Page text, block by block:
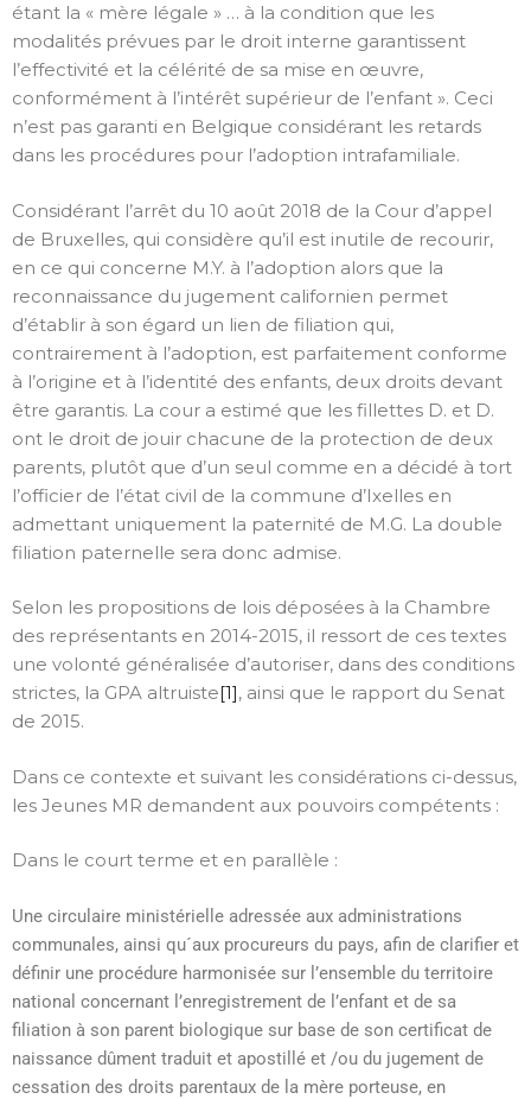
étant la « mère légale » … à la condition que les
modalités prévues par le droit interne garantissent
l’effectivité et la célérité de sa mise en œuvre,
conformément à l’intérêt supérieur de l’enfant ». Ceci
n’est pas garanti en Belgique considérant les retards
dans les procédures pour l’adoption intrafamiliale.
Considérant l’arrêt du 10 août 2018 de la Cour d’appel
de Bruxelles, qui considère qu’il est inutile de recourir,
en ce qui concerne M.Y. à l’adoption alors que la
reconnaissance du jugement californien permet
d’établir à son égard un lien de filiation qui,
contrairement à l’adoption, est parfaitement conforme
à l’origine et à l’identité des enfants, deux droits devant
être garantis. La cour a estimé que les fillettes D. et D.
ont le droit de jouir chacune de la protection de deux
parents, plutôt que d’un seul comme en a décidé à tort
l’officier de l’état civil de la commune d’Ixelles en
admettant uniquement la paternité de M.G. La double
filiation paternelle sera donc admise.
Selon les propositions de lois déposées à la Chambre
des représentants en 2014-2015, il ressort de ces textes
une volonté généralisée d’autoriser, dans des conditions
strictes, la GPA altruiste[1], ainsi que le rapport du Senat
de 2015.
Dans ce contexte et suivant les considérations ci-dessus,
les Jeunes MR demandent aux pouvoirs compétents :
Dans le court terme et en parallèle :
Une circulaire ministérielle adressée aux administrations
communales, ainsi qu´aux procureurs du pays, afin de clarifier et
définir une procédure harmonisée sur l’ensemble du territoire
national concernant l’enregistrement de l’enfant et de sa
filiation à son parent biologique sur base de son certificat de
naissance dûment traduit et apostillé et /ou du jugement de
cessation des droits parentaux de la mère porteuse, en